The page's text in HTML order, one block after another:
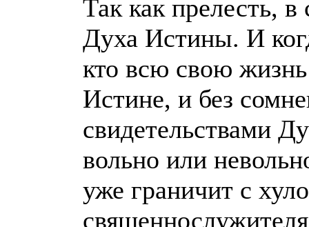
Так как прелесть,
Духа Истины. И
кто всю свою
Истине, и без
свидетельствами
вольно или
уже граничит с